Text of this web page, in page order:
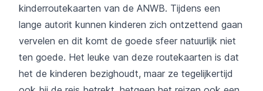
kinderroutekaarten van de ANWB. Tijdens een
lange autorit kunnen kinderen zich ontzettend gaan
vervelen en dit komt de goede sfeer natuurlijk niet
ten goede. Het leuke van deze routekaarten is dat
het de kinderen bezighoudt, maar ze tegelijkertijd